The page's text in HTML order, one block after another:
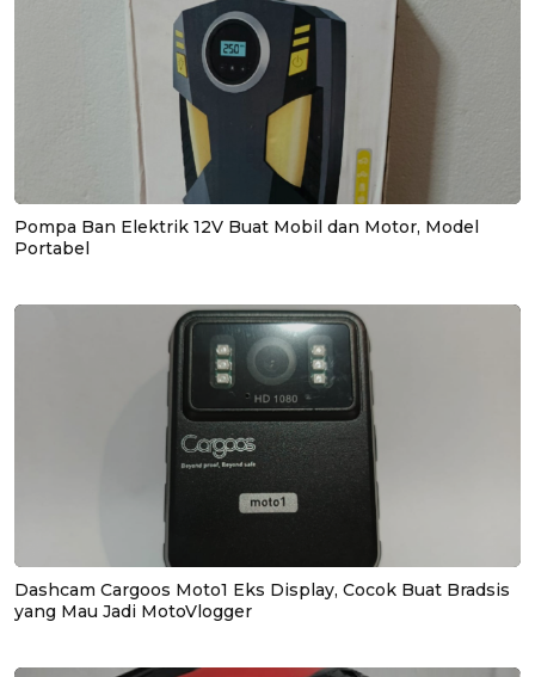
Pompa Ban Elektrik 12V Buat Mobil dan Motor, Model
Portabel
Dashcam Cargoos Moto1 Eks Display, Cocok Buat Bradsis
yang Mau Jadi MotoVlogger